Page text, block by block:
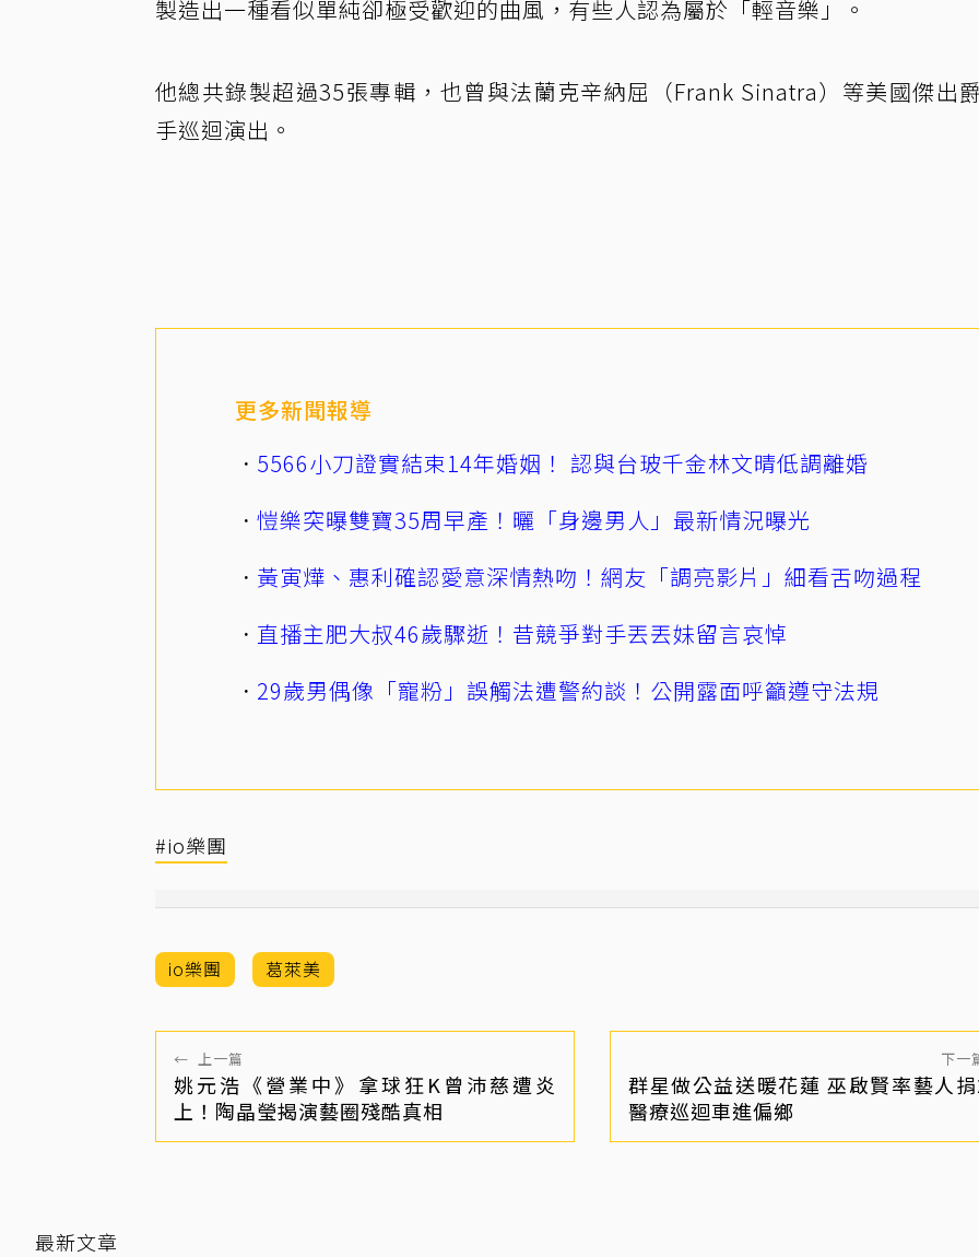
製造出一種看似單純卻極受歡迎的曲風，有些人認為屬於「輕音樂」。
他總共錄製超過35張專輯，也曾與法蘭克辛納屈（Frank Sinatra）等美國傑出
手巡迴演出。
更多新聞報導
5566小刀證實結束14年婚姻！ 認與台玻千金林文晴低調離婚
愷樂突曝雙寶35周早產！曬「身邊男人」最新情況曝光
黃寅燁、惠利確認愛意深情熱吻！網友「調亮影片」細看舌吻過程
直播主肥大叔46歲驟逝！昔競爭對手丟丟妹留言哀悼
29歲男偶像「寵粉」誤觸法遭警約談！公開露面呼籲遵守法規
#io樂團
io樂團 葛萊美
← 上一篇
姚元浩《營業中》拿球狂K曾沛慈遭炎
上！陶晶瑩揭演藝圈殘酷真相
下一
群星做公益送暖花蓮 巫啟賢率藝人
醫療巡迴車進偏鄉
最新文章